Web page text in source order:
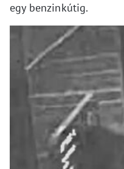
egy benzinkútig.